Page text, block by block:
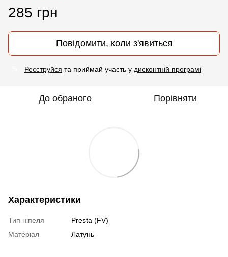
285 грн
Повідомити, коли з'явиться
Реєструйся та приймай участь у дисконтній програмі
До обраного Порівняти
Характеристики
Тип ніпеля
Presta (FV)
Матеріал
Латунь